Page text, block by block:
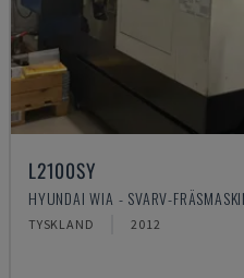
L2100SY
HYUNDAI WIA - SVARV-
TYSKLAND 2012